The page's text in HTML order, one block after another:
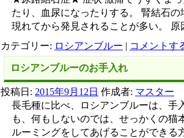
たり、血尿になったりする。 腎結石
現れてから発見されることが多い。
カテゴリー: ロシアンブルー | コメントす
ロシアンブルーのお手入れ
投稿日: 2015年9月12日 作成者: マスター
長毛種に比べ、ロシアンブルーは、手
も、何もしないのでは、せっかくの
ルーミングをしてあげることができ